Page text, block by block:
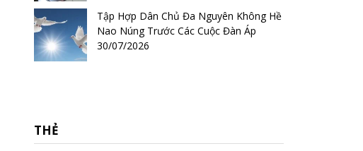
Tập Hợp Dân Chủ Đa Nguyên Không Hề
Nao Núng Trước Các Cuộc Đàn Áp
30/07/2026
THẺ